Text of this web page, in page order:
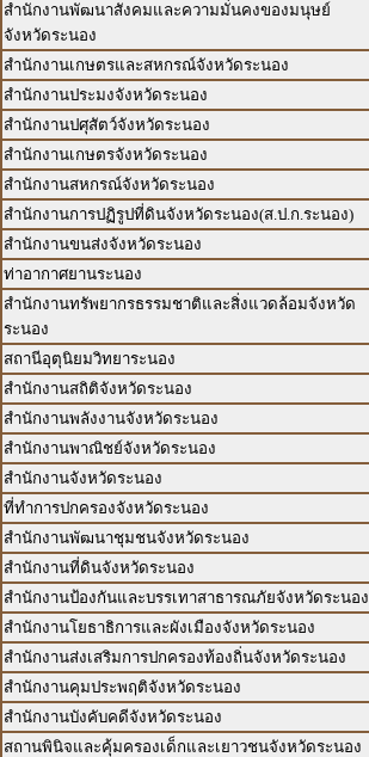
สำนักงานพัฒนาสังคมและความมั่นคงของมนุษย์
จังหวัดระนอง
สำนักงานเกษตรและสหกรณ์จังหวัดระนอง
สำนักงานประมงจังหวัดระนอง
สำนักงานปศุสัตว์จังหวัดระนอง
สำนักงานเกษตรจังหวัดระนอง
สำนักงานสหกรณ์จังหวัดระนอง
สำนักงานการปฏิรูปที่ดินจังหวัดระนอง(ส.ป.ก.ระนอง)
สำนักงานขนส่งจังหวัดระนอง
ท่าอากาศยานระนอง
สำนักงานทรัพยากรธรรมชาติและสิ่งแวดล้อมจังหวัด
ระนอง
สถานีอุตุนิยมวิทยาระนอง
สำนักงานสถิติจังหวัดระนอง
สำนักงานพลังงานจังหวัดระนอง
สำนักงานพาณิชย์จังหวัดระนอง
สำนักงานจังหวัดระนอง
ที่ทำการปกครองจังหวัดระนอง
สำนักงานพัฒนาชุมชนจังหวัดระนอง
สำนักงานที่ดินจังหวัดระนอง
สำนักงานป้องกันและบรรเทาสาธารณภัยจังหวัดระนอง
สำนักงานโยธาธิการและผังเมืองจังหวัดระนอง
สำนักงานส่งเสริมการปกครองท้องถิ่นจังหวัดระนอง
สำนักงานคุมประพฤติจังหวัดระนอง
สำนักงานบังคับคดีจังหวัดระนอง
สถานพินิจและคุ้มครองเด็กและเยาวชนจังหวัดระนอง